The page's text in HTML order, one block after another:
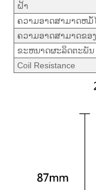
ຝ້າ
ຄວາມອາດສາມາດຫມໍ້
ຄວາມອາດສາມາດຂອ
ຂະຫນາດຜະລິດຕະພັນ
Coil Resistance